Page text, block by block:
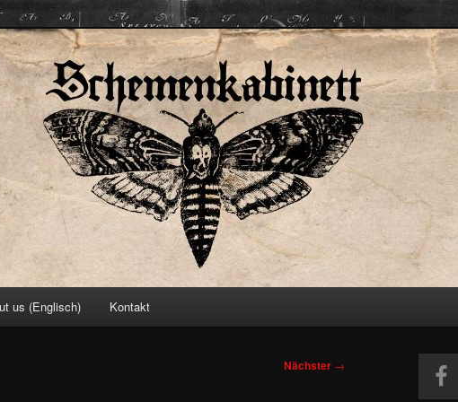
us (Englisch) Kontakt
Nächster →